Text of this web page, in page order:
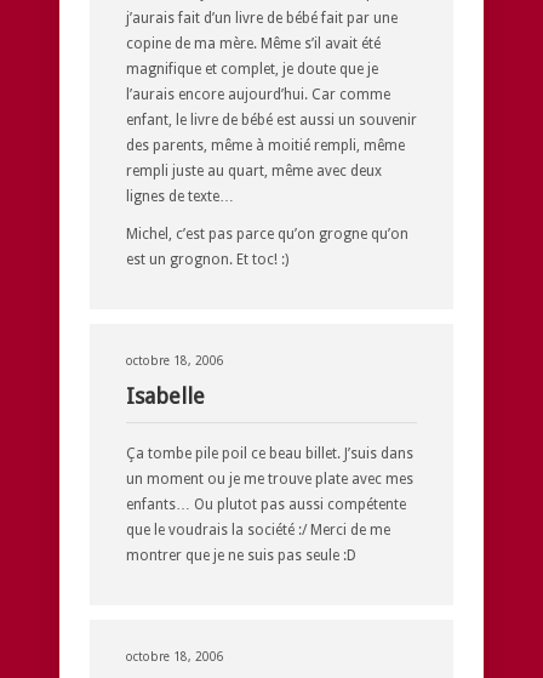
j’aurais fait d’un livre de bébé fait par une
copine de ma mère. Même s’il avait été
magnifique et complet, je doute que je
l’aurais encore aujourd’hui. Car comme
enfant, le livre de bébé est aussi un souvenir
des parents, même à moitié rempli, même
rempli juste au quart, même avec deux
lignes de texte…
Michel, c’est pas parce qu’on grogne qu’on
est un grognon. Et toc! :)
octobre 18, 2006
Isabelle
Ça tombe pile poil ce beau billet. J’suis dans
un moment ou je me trouve plate avec mes
enfants… Ou plutot pas aussi compétente
que le voudrais la société :/ Merci de me
montrer que je ne suis pas seule :D
octobre 18, 2006